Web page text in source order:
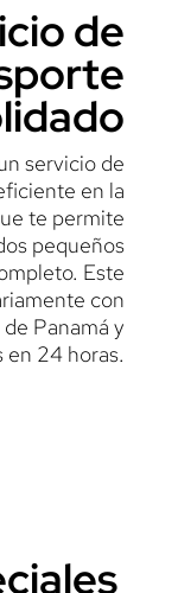
de
servicio de
en la
te permite
pequeños
Este
con
Panamá y
en 24 horas.